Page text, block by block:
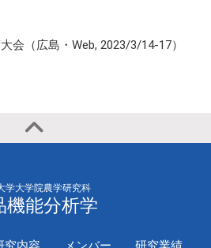
会（広島・Web, 2023/3/14-17）
学大学院農学研究科
機能分析学